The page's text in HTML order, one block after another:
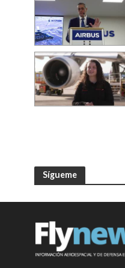
Sígueme